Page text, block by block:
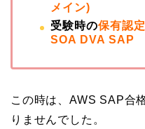
メイン)
受験時の保有認
SOA DVA SAP
この時は、AWS SAP合
りませんでした。